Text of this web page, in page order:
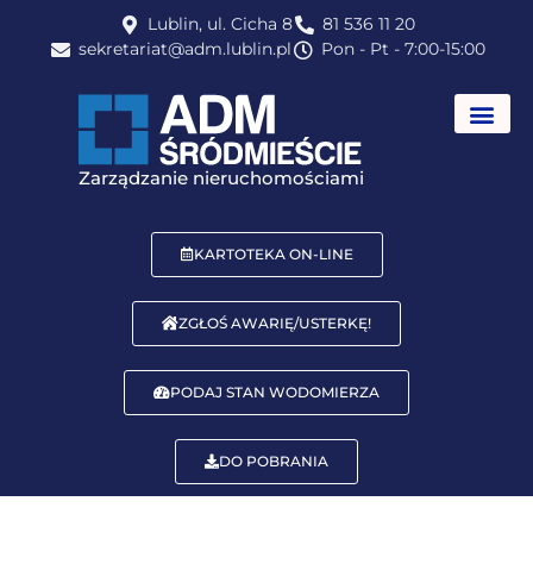
Lublin, ul. Cicha 8
81 536 11 20
sekretariat@adm.lublin.pl
Pon - Pt - 7:00-15:00
Zarządzanie nieruchomościami
KARTOTEKA ON-LINE
ZGŁOŚ AWARIĘ/USTERKĘ!
PODAJ STAN WODOMIERZA
DO POBRANIA